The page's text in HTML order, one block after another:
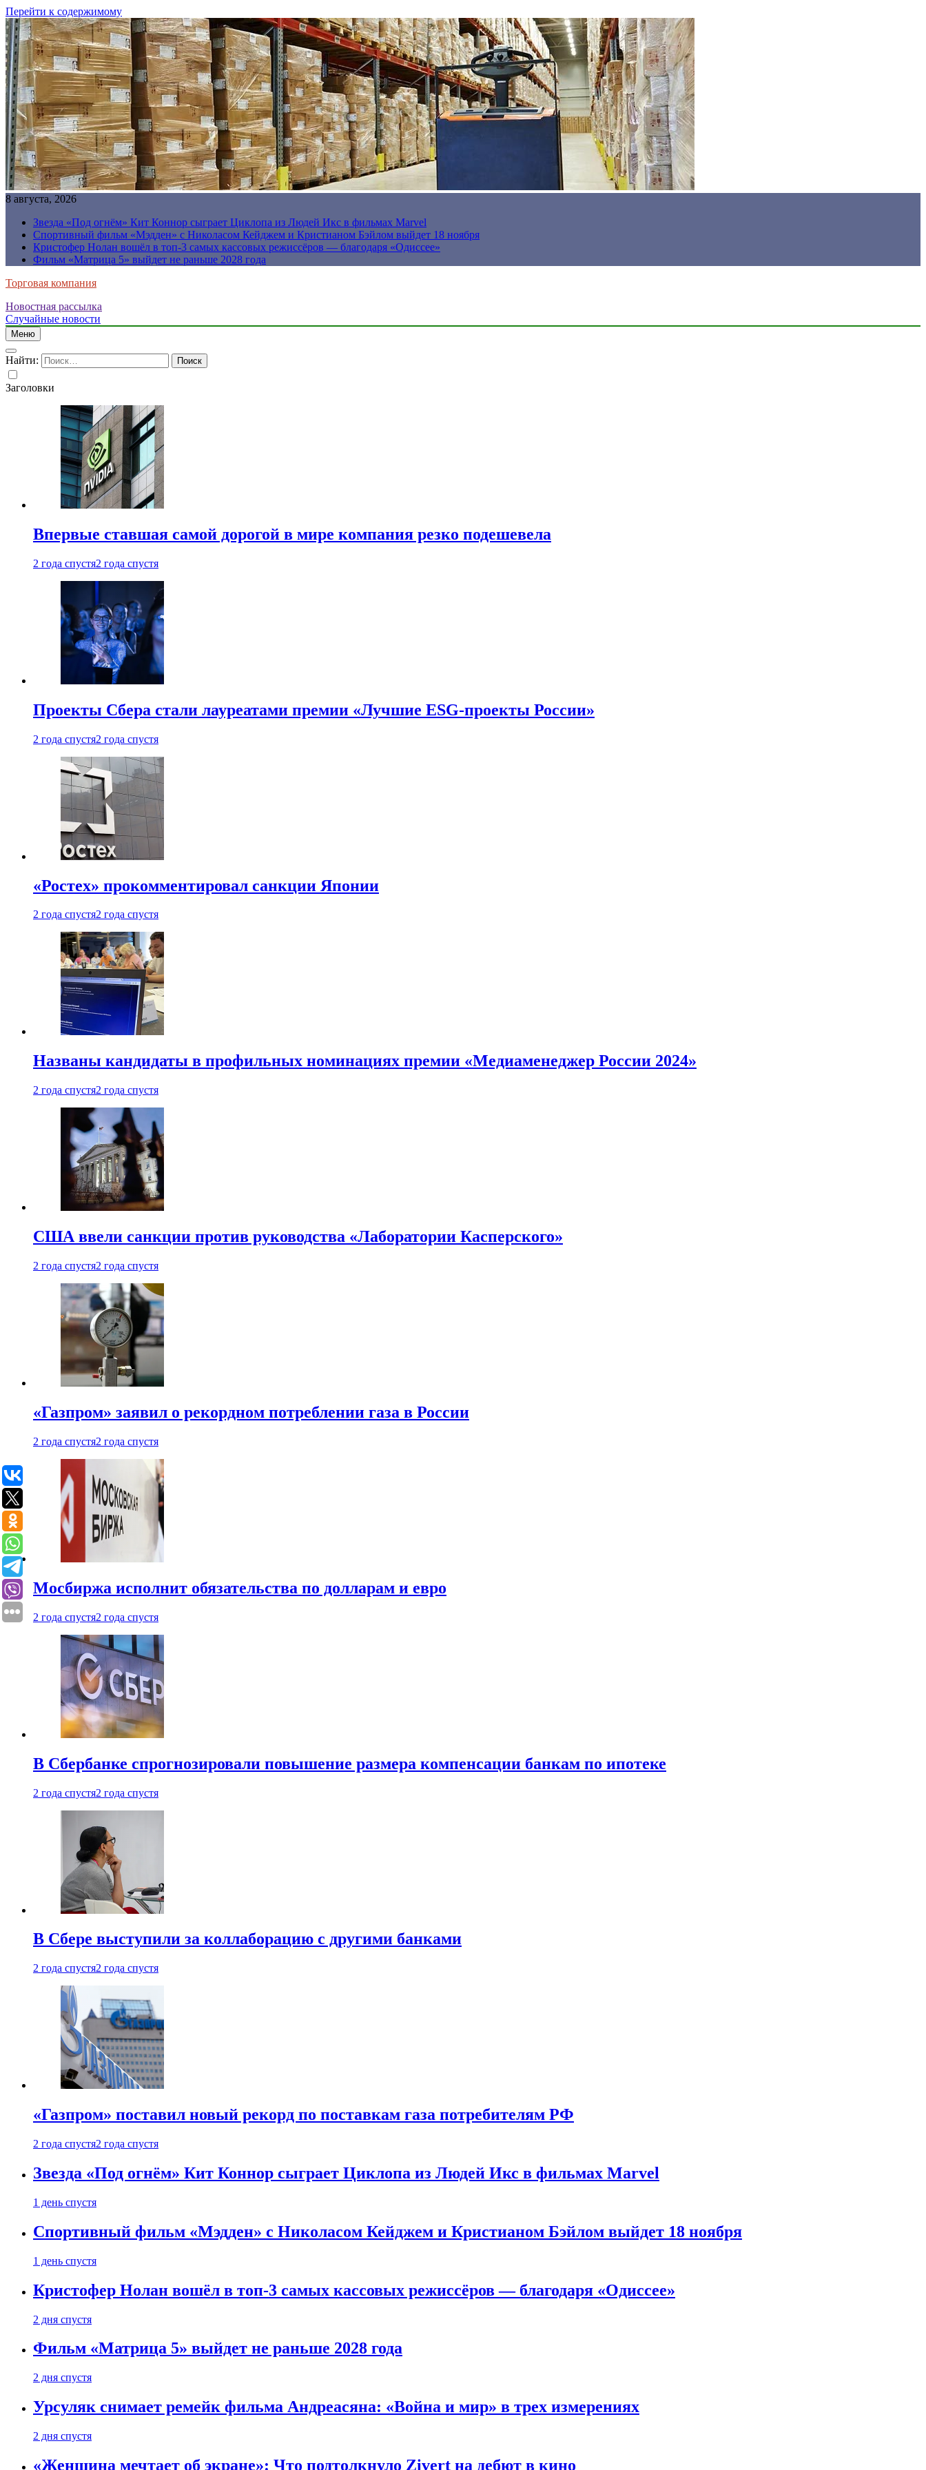
Перейти к содержимому
8 августа, 2026
Звезда «Под огнём» Кит Коннор сыграет Циклопа из Людей Икс в фильмах Marvel
Спортивный фильм «Мэдден» с Николасом Кейджем и Кристианом Бэйлом выйдет 18 ноября
Кристофер Нолан вошёл в топ-3 самых кассовых режиссёров — благодаря «Одиссее»
Фильм «Матрица 5» выйдет не раньше 2028 года
Торговая компания
Новостная рассылка
Случайные новости
Меню
Найти:
Заголовки
Впервые ставшая самой дорогой в мире компания резко подешевела
2 года спустя2 года спустя
Проекты Сбера стали лауреатами премии «Лучшие ESG-проекты России»
2 года спустя2 года спустя
«Ростех» прокомментировал санкции Японии
2 года спустя2 года спустя
Названы кандидаты в профильных номинациях премии «Медиаменеджер России 2024»
2 года спустя2 года спустя
США ввели санкции против руководства «Лаборатории Касперского»
2 года спустя2 года спустя
«Газпром» заявил о рекордном потреблении газа в России
2 года спустя2 года спустя
Мосбиржа исполнит обязательства по долларам и евро
2 года спустя2 года спустя
В Сбербанке спрогнозировали повышение размера компенсации банкам по ипотеке
2 года спустя2 года спустя
В Сбере выступили за коллаборацию с другими банками
2 года спустя2 года спустя
«Газпром» поставил новый рекорд по поставкам газа потребителям РФ
2 года спустя2 года спустя
Звезда «Под огнём» Кит Коннор сыграет Циклопа из Людей Икс в фильмах Marvel
1 день спустя
Спортивный фильм «Мэдден» с Николасом Кейджем и Кристианом Бэйлом выйдет 18 ноября
1 день спустя
Кристофер Нолан вошёл в топ-3 самых кассовых режиссёров — благодаря «Одиссее»
2 дня спустя
Фильм «Матрица 5» выйдет не раньше 2028 года
2 дня спустя
Урсуляк снимает ремейк фильма Андреасяна: «Война и мир» в трех измерениях
2 дня спустя
«Женщина мечтает об экране»: Что подтолкнуло Zivert на дебют в кино